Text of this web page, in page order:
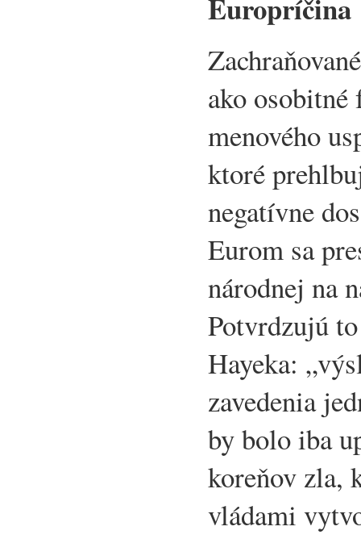
ako osobitné
menového
ktoré
negatívne
Eurom sa
národnej na
Potvrdzujú
Hayeka:
zavedenia
by bolo iba
koreňov zla,
vládami